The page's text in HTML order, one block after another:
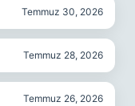
Temmuz 30, 2026
Temmuz 28, 2026
Temmuz 26, 2026